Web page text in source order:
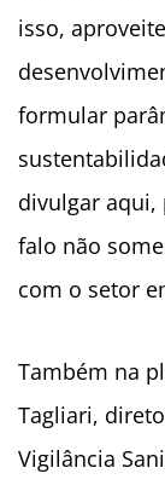
isso,
formular
divulgar
falo não
com o setor
Também na
Tagliari,
Vigilância